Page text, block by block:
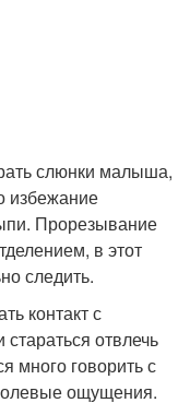
слюнки малыша,
избежание
Прорезывание
в этот
следить.
контакт с
отвлечь
много говорить с
ощущения.